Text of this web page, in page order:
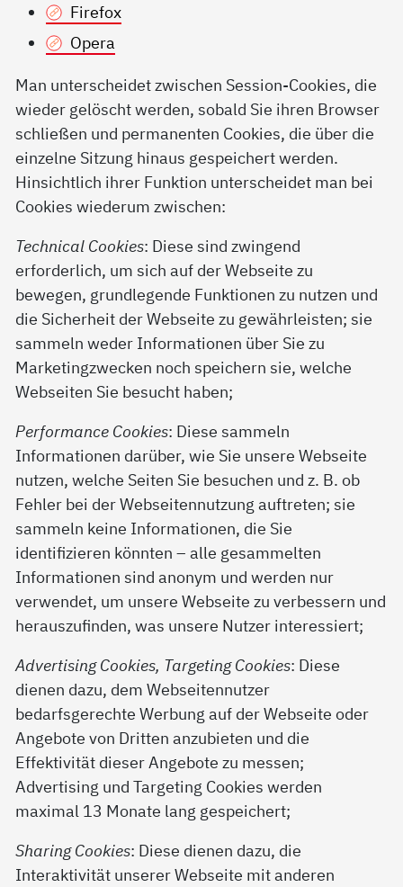
Firefox
Opera
Man unterscheidet zwischen Session-Cookies, die
wieder gelöscht werden, sobald Sie ihren Browser
schließen und permanenten Cookies, die über die
einzelne Sitzung hinaus gespeichert werden.
Hinsichtlich ihrer Funktion unterscheidet man bei
Cookies wiederum zwischen:
Technical Cookies: Diese sind zwingend
erforderlich, um sich auf der Webseite zu
bewegen, grundlegende Funktionen zu nutzen und
die Sicherheit der Webseite zu gewährleisten; sie
sammeln weder Informationen über Sie zu
Marketingzwecken noch speichern sie, welche
Webseiten Sie besucht haben;
Performance Cookies: Diese sammeln
Informationen darüber, wie Sie unsere Webseite
nutzen, welche Seiten Sie besuchen und z. B. ob
Fehler bei der Webseitennutzung auftreten; sie
sammeln keine Informationen, die Sie
identifizieren könnten – alle gesammelten
Informationen sind anonym und werden nur
verwendet, um unsere Webseite zu verbessern und
herauszufinden, was unsere Nutzer interessiert;
Advertising Cookies, Targeting Cookies: Diese
dienen dazu, dem Webseitennutzer
bedarfsgerechte Werbung auf der Webseite oder
Angebote von Dritten anzubieten und die
Effektivität dieser Angebote zu messen;
Advertising und Targeting Cookies werden
maximal 13 Monate lang gespeichert;
Sharing Cookies: Diese dienen dazu, die
Interaktivität unserer Webseite mit anderen